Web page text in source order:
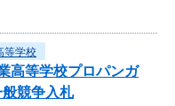
等学校
高等学校プロパンガ
競争入札